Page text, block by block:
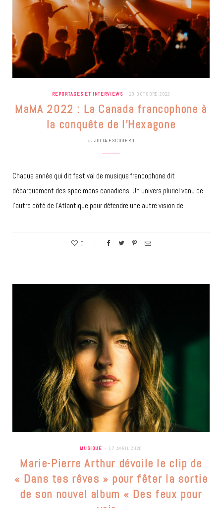
REPORTAGES ET INTERVIEWS 28 OCTOBRE 2022
MaMA 2022 : La Canada francophone à
la conquête de l’Hexagone
by JULIA ESCUDERO
Chaque année qui dit festival de musique francophone dit
débarquement des specimens canadiens. Un univers pluriel venu de
l’autre côté de l’Atlantique pour défendre une autre vision de…
0
MUSIQUE 17 AVRIL 2020
Marie-Pierre Arthur dévoile le clip de
« Dans tes rêves » pour fêter la sortie
de son nouvel album « Des feux pour